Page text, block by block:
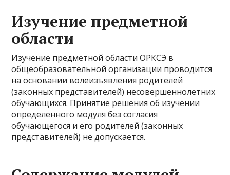
Изучение предметной
области
Изучение предметной области ОРКСЭ в
общеобразовательной организации проводится
на основании волеизъявления родителей
(законных представителей) несовершеннолетних
обучающихся. Принятие решения об изучении
определенного модуля без согласия
обучающегося и его родителей (законных
представителей) не допускается.